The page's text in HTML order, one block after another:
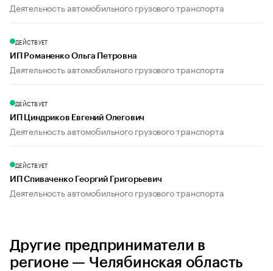
Деятельность автомобильного грузового транспорта
ДЕЙСТВУЕТ
ИП Романенко Ольга Петровна
Деятельность автомобильного грузового транспорта
ДЕЙСТВУЕТ
ИП Циндриков Евгений Олегович
Деятельность автомобильного грузового транспорта
ДЕЙСТВУЕТ
ИП Спиваченко Георгий Григорьевич
Деятельность автомобильного грузового транспорта
Другие предприниматели в
регионе — Челябинская область